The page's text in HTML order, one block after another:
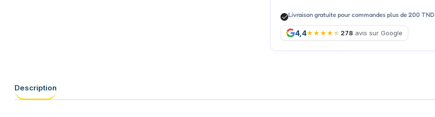
Livraison gratuite pour commandes plus de 200 TND
4,4 278 avis sur Google
Description